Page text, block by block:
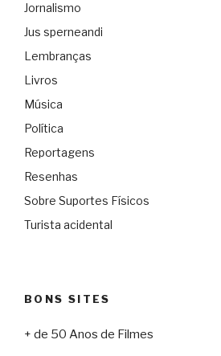
Jornalismo
Jus sperneandi
Lembranças
Livros
Música
Política
Reportagens
Resenhas
Sobre Suportes Físicos
Turista acidental
BONS SITES
+ de 50 Anos de Filmes